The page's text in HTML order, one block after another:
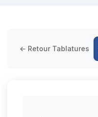
← Retour Tablatures